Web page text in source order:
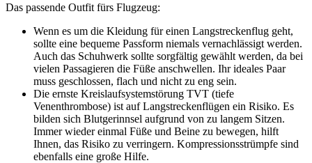
Das passende Outfit fürs Flugzeug:
Wenn es um die Kleidung für einen Langstreckenflug geht,
sollte eine bequeme Passform niemals vernachlässigt werden.
Auch das Schuhwerk sollte sorgfältig gewählt werden, da bei
vielen Passagieren die Füße anschwellen. Ihr ideales Paar
muss geschlossen, flach und nicht zu eng sein.
Die ernste Kreislaufsystemstörung TVT (tiefe
Venenthrombose) ist auf Langstreckenflügen ein Risiko. Es
bilden sich Blutgerinnsel aufgrund von zu langem Sitzen.
Immer wieder einmal Füße und Beine zu bewegen, hilft
Ihnen, das Risiko zu verringern. Kompressionsstrümpfe sind
ebenfalls eine große Hilfe.